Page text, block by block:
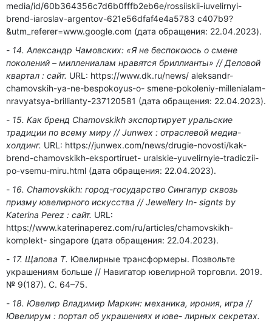
media/id/60b364356c7d6b0fffb2eb6e/rossiiskii-iuvelirnyi-
brend-iaroslav-argentov-621e56dfaf4e4a5783 c407b9?
&utm_referer=www.google.com (дата обращения: 22.04.2023).
14. Александр Чамовских: «Я не беспокоюсь о смене
поколений – миллениалам нравятся бриллианты» // Деловой
квартал : сайт. URL: https://www.dk.ru/news/ aleksandr-
chamovskih-ya-ne-bespokoyus-o- smene-pokoleniy-millenialam-
nravyatsya-brillianty-237120581 (дата обращения: 22.04.2023).
15. Как бренд Chamovskikh экспортирует уральские
традиции по всему миру // Junwex : отраслевой медиа-
холдинг. URL: https://junwex.com/news/drugie-novosti/kak-
brend-chamovskikh-eksportiruet- uralskie-yuvelirnyie-tradiczii-
po-vsemu-miru.html (дата обращения: 22.04.2023).
16. Chamovskikh: город-государство Сингапур сквозь
призму ювелирного искусства // Jewellery In- signts by
Katerina Perez : сайт. URL:
https://www.katerinaperez.com/ru/articles/chamovskikh-
komplekt- singapore (дата обращения: 22.04.2023).
17. Щапова Т. Ювелирные трансформеры. Позвольте
украшениям больше // Навигатор ювелирной торговли. 2019.
№ 9(187). С. 64–75.
18. Ювелир Владимир Маркин: механика, ирония, игра //
Ювелирум : портал об украшениях и юве- лирных секретах.